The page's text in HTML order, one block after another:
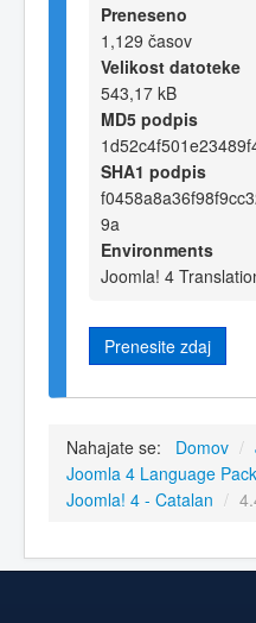
Preneseno
1,129 časov
Velikost datoteke
543,17 kB
MD5 podpis
SHA1 podpis
9a
Environments
Joomla! 4
Prenesite zdaj
Nahajate se: Domov /
Joomla 4 Language
Joomla! 4 - Catalan /